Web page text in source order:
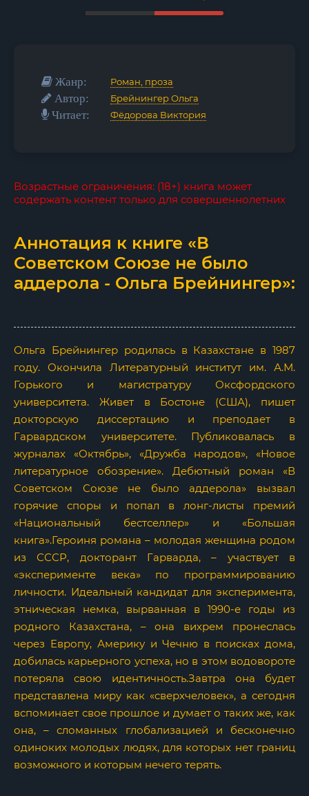
Жанр: Роман, проза
Автор: Брейнингер Ольга
Читает: Фёдорова Виктория
Возрастные ограничения: (18+) книга может
содержать контент только для совершеннолетних
Аннотация к книге «В
Советском Союзе не было
аддерола - Ольга Брейнингер»:
Ольга Брейнингер родилась в Казахстане в 1987
году. Окончила Литературный институт им. А.М.
Горького и магистратуру Оксфордского
университета. Живет в Бостоне (США), пишет
докторскую диссертацию и преподает в
Гарвардском университете. Публиковалась в
журналах «Октябрь», «Дружба народов», «Новое
литературное обозрение». Дебютный роман «В
Советском Союзе не было аддерола» вызвал
горячие споры и попал в лонг-листы премий
«Национальный бестселлер» и «Большая
книга».Героиня романа – молодая женщина родом
из СССР, докторант Гарварда, – участвует в
«эксперименте века» по программированию
личности. Идеальный кандидат для эксперимента,
этническая немка, вырванная в 1990-е годы из
родного Казахстана, – она вихрем пронеслась
через Европу, Америку и Чечню в поисках дома,
добилась карьерного успеха, но в этом водовороте
потеряла свою идентичность.Завтра она будет
представлена миру как «сверхчеловек», а сегодня
вспоминает свое прошлое и думает о таких же, как
она, – сломанных глобализацией и бесконечно
одиноких молодых людях, для которых нет границ
возможного и которым нечего терять.